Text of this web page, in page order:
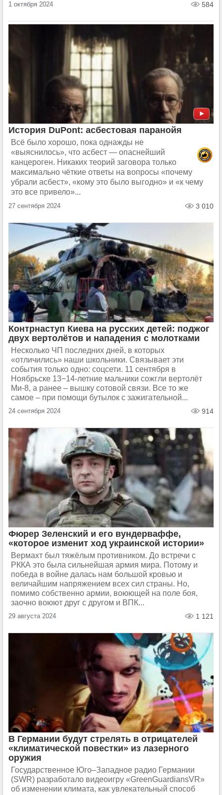
1 октября 2024 584
История DuPont: асбестовая паранойя
Всё было хорошо, пока однажды не
«выяснилось», что асбест — опаснейший
канцероген. Никаких теорий заговора только
максимально чёткие ответы на вопросы «почему
убрали асбест», «кому это было выгодно» и «к чему
это все привело»...
27 сентября 2024 3 010
Контрнаступ Киева на русских детей: поджог
двух вертолётов и нападения с молотками
Несколько ЧП последних дней, в которых
«отличились» наши школьники. Связывает эти
события только одно: соцсети. 11 сентября в
Ноябрьске 13−14-летние мальчики сожгли вертолёт
Ми-8, а ранее – вышку сотовой связи. Все то же
самое – при помощи бутылок с зажигательной...
24 сентября 2024 914
Фюрер Зеленский и его вундерваффе,
«которое изменит ход украинской истории»
Вермахт был тяжёлым противником. До встречи с
РККА это была сильнейшая армия мира. Потому и
победа в войне далась нам большой кровью и
величайшим напряжением всех сил страны. Но,
помимо собственно армии, воюющей на поле боя,
заочно воюют друг с другом и ВПК...
29 августа 2024 1 121
В Германии будут стрелять в отрицателей
«климатической повестки» из лазерного
оружия
Государственное Юго–Западное радио Германии
(SWR) разработало видеоигру «GreenGuardiansVR»
об изменении климата, как увлекательный способ